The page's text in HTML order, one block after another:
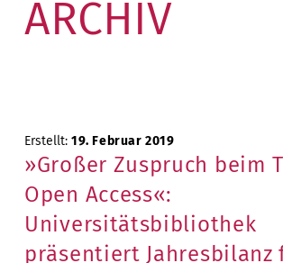
ARCHIV
Erstellt: 19. Februar 2019
»Großer Zuspruch beim
Open Access«:
Universitätsbibliothek
präsentiert Jahresbilanz